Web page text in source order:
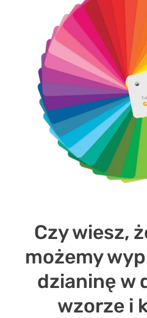
Czy wiesz,
możemy
dzianinę w
wzorze i